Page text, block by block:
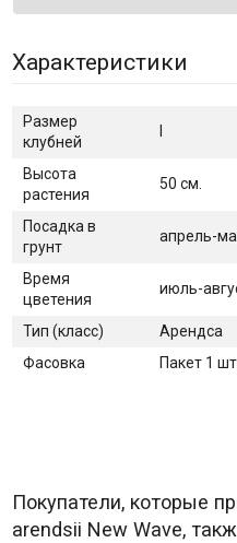
Характеристики
Размер
клубней
Высота
растения
50 см.
Посадка в
грунт
апрель-
Время
цветения
июль-
Тип (класс)
Арендса
Фасовка
Пакет 1
Покупатели, которые
arendsii New Wave,